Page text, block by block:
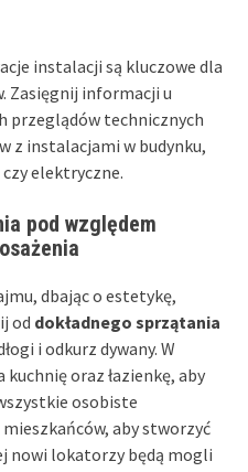
instalacji są kluczowe dla
Zasięgnij informacji u
przeglądów technicznych
z instalacjami w budynku,
elektryczne.
pod względem
dbając o estetykę,
od dokładnego sprzątania
i odkurz dywany. W
oraz łazienkę, aby
osobiste
aby stworzyć
nowi lokatorzy będą mogli